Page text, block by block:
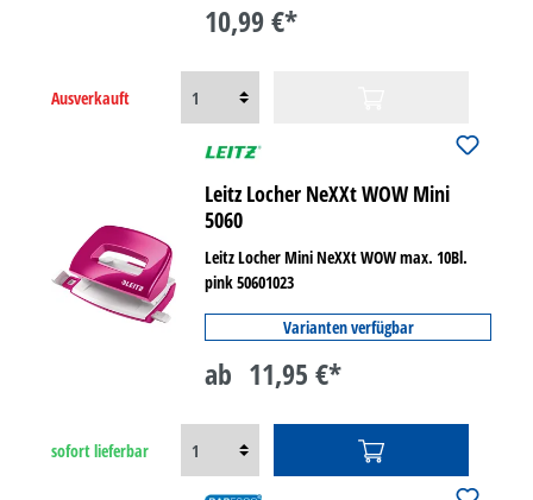
10,99 €*
Ausverkauft
Leitz Locher NeXXt WOW Mini
5060
Leitz Locher Mini NeXXt WOW max. 10Bl.
pink 50601023
Varianten verfügbar
ab 11,95 €*
sofort lieferbar